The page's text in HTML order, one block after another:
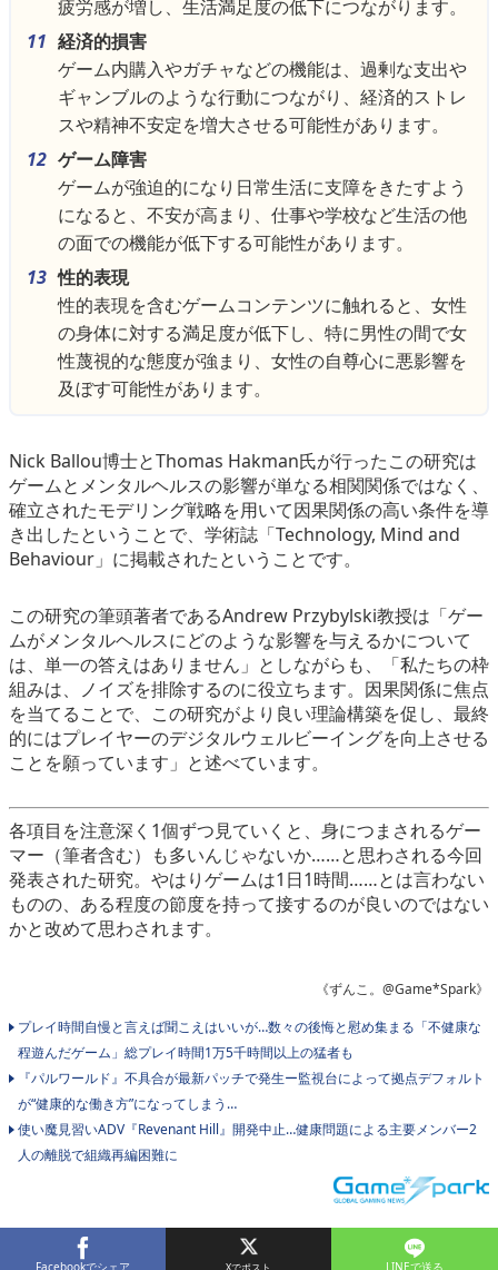
疲労感が増し、生活満足度の低下につながります。
経済的損害
ゲーム内購入やガチャなどの機能は、過剰な支出や
ギャンブルのような行動につながり、経済的ストレ
スや精神不安定を増大させる可能性があります。
ゲーム障害
ゲームが強迫的になり日常生活に支障をきたすよう
になると、不安が高まり、仕事や学校など生活の他
の面での機能が低下する可能性があります。
性的表現
性的表現を含むゲームコンテンツに触れると、女性
の身体に対する満足度が低下し、特に男性の間で女
性蔑視的な態度が強まり、女性の自尊心に悪影響を
及ぼす可能性があります。
Nick Ballou博士とThomas Hakman氏が行ったこの研究は
ゲームとメンタルヘルスの影響が単なる相関関係ではなく、
確立されたモデリング戦略を用いて因果関係の高い条件を導
き出したということで、学術誌「Technology, Mind and
Behaviour」に掲載されたということです。
この研究の筆頭著者であるAndrew Przybylski教授は「ゲー
ムがメンタルヘルスにどのような影響を与えるかについて
は、単一の答えはありません 」としながらも、「私たちの枠
組みは、ノイズを排除するのに役立ちます。因果関係に焦点
を当てることで、この研究がより良い理論構築を促し、最終
的にはプレイヤーのデジタルウェルビーイングを向上させる
ことを願っています」と述べています。
各項目を注意深く1個ずつ見ていくと、身につまされるゲー
マー（筆者含む）も多いんじゃないか……と思わされる今回
発表された研究。やはりゲームは1日1時間……とは言わない
ものの、ある程度の節度を持って接するのが良いのではない
かと改めて思わされます。
《ずんこ。@Game*Spark》
プレイ時間自慢と言えば聞こえはいいが…数々の後悔と慰め集まる「不健康な
程遊んだゲーム」総プレイ時間1万5千時間以上の猛者も
『パルワールド』不具合が最新パッチで発生ー監視台によって拠点デフォルト
が“健康的な働き方”になってしまう…
使い魔見習いADV『Revenant Hill』開発中止…健康問題による主要メンバー2
人の離脱で組織再編困難に